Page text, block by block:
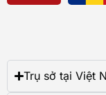
Trụ sở tại Việt